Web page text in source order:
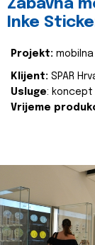
Zabavna
Inke
Projekt:
Klijent: SPAR
Usluge: koncept
Vrijeme